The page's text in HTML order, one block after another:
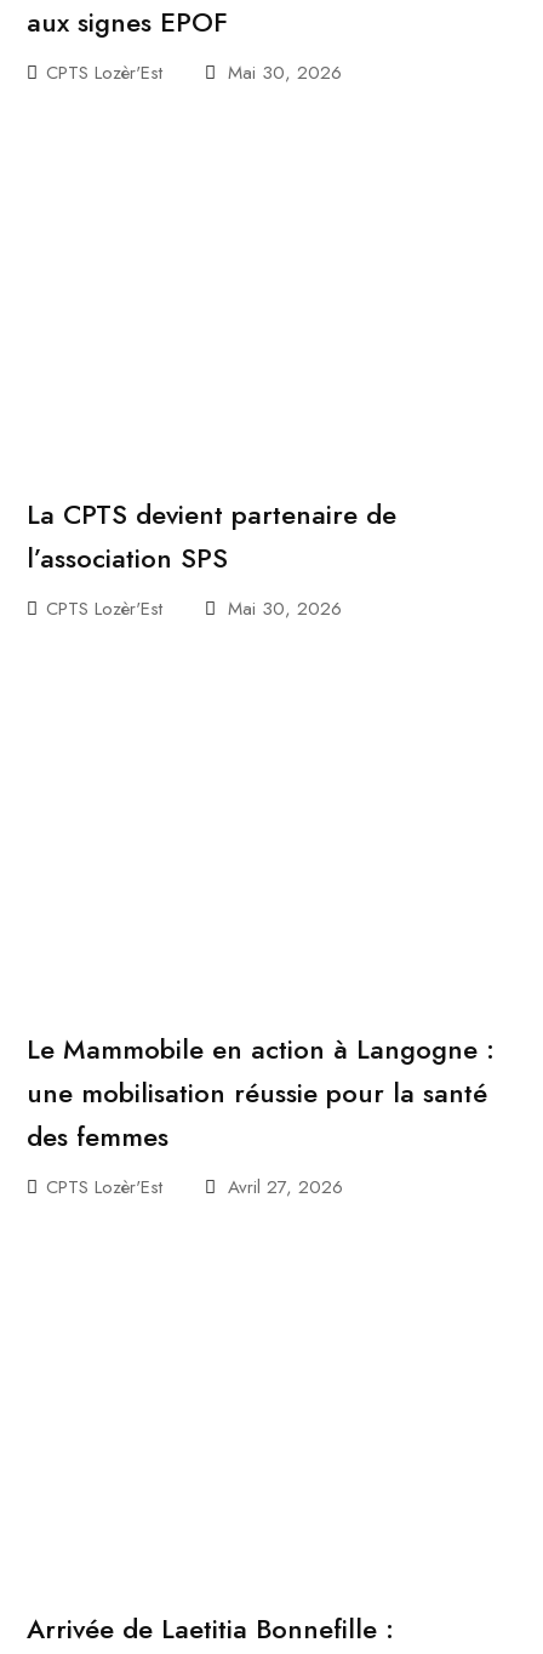
aux signes EPOF
CPTS Lozèr'Est Mai 30, 2026
La CPTS devient partenaire de
l’association SPS
CPTS Lozèr'Est Mai 30, 2026
Le Mammobile en action à Langogne :
une mobilisation réussie pour la santé
des femmes
CPTS Lozèr'Est Avril 27, 2026
Arrivée de Laetitia Bonnefille :